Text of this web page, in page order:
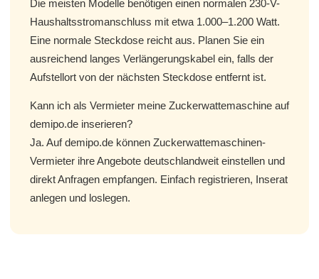
Die meisten Modelle benötigen einen normalen 230-V-
Haushaltsstromanschluss mit etwa 1.000–1.200 Watt.
Eine normale Steckdose reicht aus. Planen Sie ein
ausreichend langes Verlängerungskabel ein, falls der
Aufstellort von der nächsten Steckdose entfernt ist.
Kann ich als Vermieter meine Zuckerwattemaschine auf
demipo.de inserieren?
Ja. Auf demipo.de können Zuckerwattemaschinen-
Vermieter ihre Angebote deutschlandweit einstellen und
direkt Anfragen empfangen. Einfach registrieren, Inserat
anlegen und loslegen.